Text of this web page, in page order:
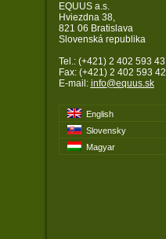
EQUUS a.s.
Hviezdna 38,
821 06 Bratislava
Slovenská republika
Tel.: (+421) 2 402 593 43
Fax: (+421) 2 402 593 42
E-mail: info@equus.sk
English
Slovensky
Magyar